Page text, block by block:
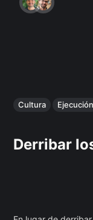
Cultura Ejecución
Derribar